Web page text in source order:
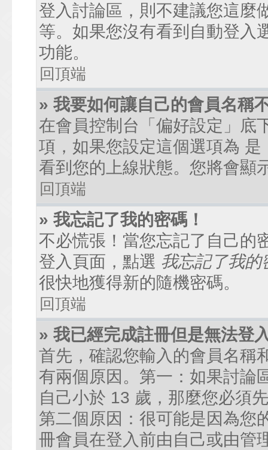
登入討論區，則不建議您這麼
等。如果您沒有看到自動登入
功能。
回頂端
» 我要如何讓自己的會員名稱
在會員控制台「偏好設定」底
項，如果您設定這個選項為 是
看到您的上線狀態。您將會顯
回頂端
» 我忘記了我的密碼！
不必慌張！當您忘記了自己的
登入頁面，點選 我忘記了我的
很快地獲得新的隨機密碼。
回頂端
» 我已經完成註冊但是無法登
首先，確認您輸入的會員名稱
有兩個原因。第一：如果討論
自己小於 13 歲，那麼您必須
第二個原因：很可能是因為您
冊會員在登入前由自己或由管